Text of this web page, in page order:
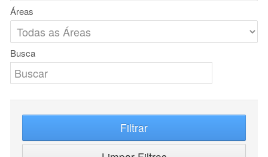
Áreas
Busca
Filtrar